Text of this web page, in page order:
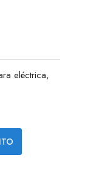
eléctrica,